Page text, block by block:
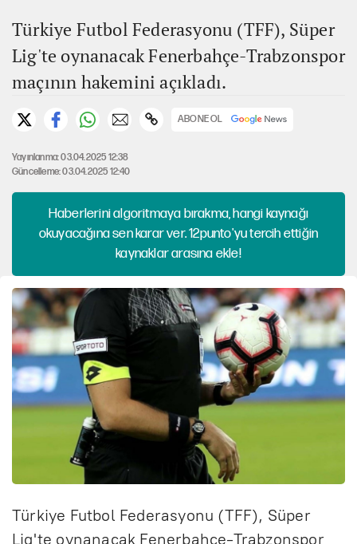
Türkiye Futbol Federasyonu (TFF), Süper
Lig'te oynanacak Fenerbahçe-Trabzonspor
maçının hakemini açıkladı.
ABONE OL
Yayınlanma: 03.04.2025 12:38
Güncelleme: 03.04.2025 12:40
Haberlerini algoritmaya bırakma, hangi kaynağı
okuyacağına sen karar ver. 12punto'yu tercih ettiğin
kaynaklar arasına ekle!
Türkiye Futbol Federasyonu (TFF), Süper
Lig'te oynanacak Fenerbahçe-Trabzonspor